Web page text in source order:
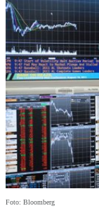
Foto: Bloomberg